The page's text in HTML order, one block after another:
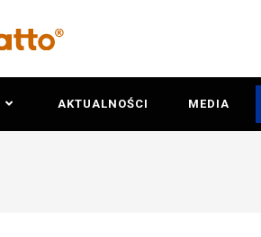
AKTUALNOŚCI MEDIA